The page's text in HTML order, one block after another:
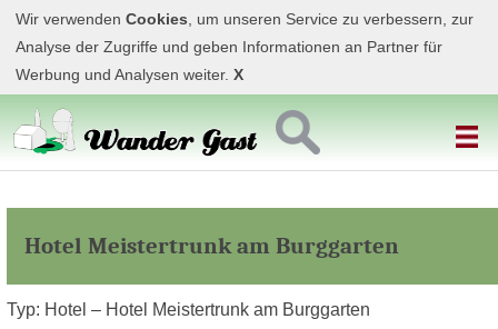
Wir verwenden Cookies , um unseren Service zu verbessern, zur
Analyse der Zugriffe und geben Informationen an Partner für
Werbung und Analysen weiter. X
Hotel Meistertrunk am Burggarten
Typ: Hotel – Hotel Meistertrunk am Burggarten